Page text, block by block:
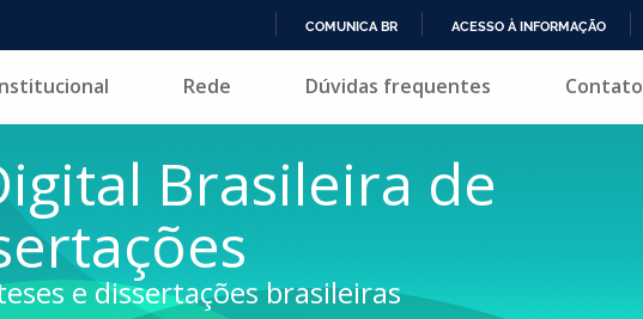
PARA
COMUNICA BR ACESSO À INFORMAÇÃO
Rede Dúvidas frequentes Contato
Brasileira de
e dissertações brasileiras